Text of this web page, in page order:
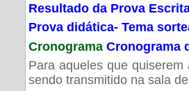
Resultado da Prova
Prova didática- Tema
Cronograma Cronograma
Para aqueles que
sendo transmitido na sala